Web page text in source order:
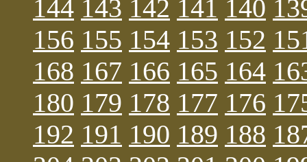
140
141
142
143
144
152
153
154
155
156
164
165
166
167
168
176
177
178
179
180
188
189
190
191
192